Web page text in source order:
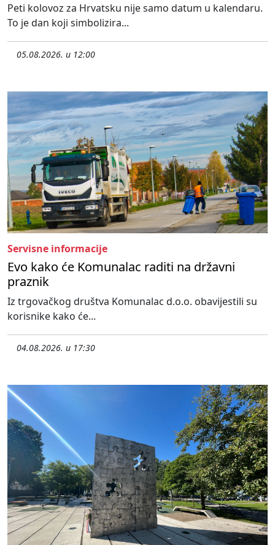
Peti kolovoz za Hrvatsku nije samo datum u kalendaru.
To je dan koji simbolizira...
05.08.2026. u 12:00
Servisne informacije
Evo kako će Komunalac raditi na državni
praznik
Iz trgovačkog društva Komunalac d.o.o. obavijestili su
korisnike kako će...
04.08.2026. u 17:30